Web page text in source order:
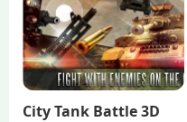
City Tank Battle 3D